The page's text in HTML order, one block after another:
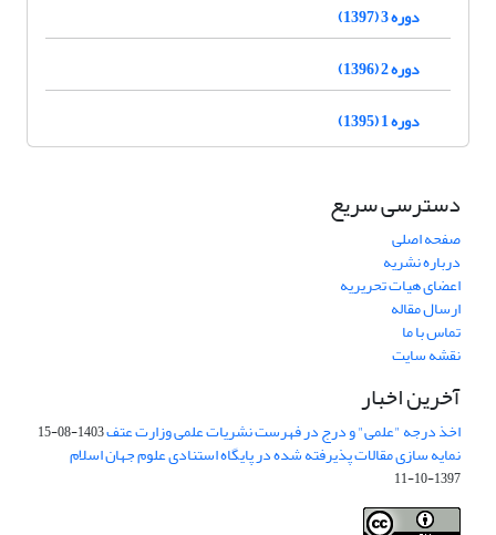
دوره 3 (1397)
دوره 2 (1396)
دوره 1 (1395)
دسترسی سریع
صفحه اصلی
درباره نشریه
اعضای هیات تحریریه
ارسال مقاله
تماس با ما
نقشه سایت
آخرین اخبار
اخذ درجه "علمی" و درج در فهرست نشریات علمی وزارت عتف1403-08-15
نمایه سازی مقالات پذیرفته شده در پایگاه استنادی علوم جهان اسلام
1397-10-11